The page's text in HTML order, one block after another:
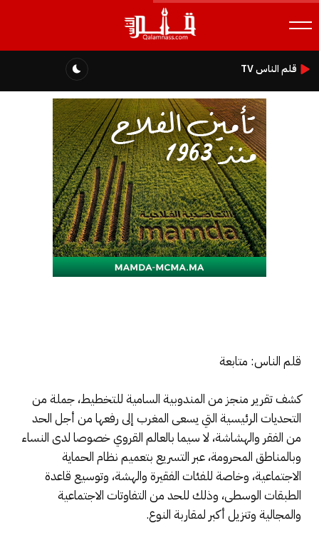
قلم الناس TV
قلم الناس: متابعة
كشف تقرير منجز من المندوبية السامية للتخطيط، جملة من
التحديات الرئيسية التي يسعى المغرب إلى رفعها من أجل الحد
من الفقر والهشاشة، لا سيما بالعالم القروي خصوصا لدى النساء
وبالمناطق المحرومة، عبر التسريع بتعميم نظام الحماية
الاجتماعية، وخاصة للفئات الفقيرة والهشة، وتوسيع قاعدة
الطبقات الوسطى، وذلك للحد من التفاوتات الاجتماعية
والمجالية وتنزيل أكبر لمقاربة النوع.